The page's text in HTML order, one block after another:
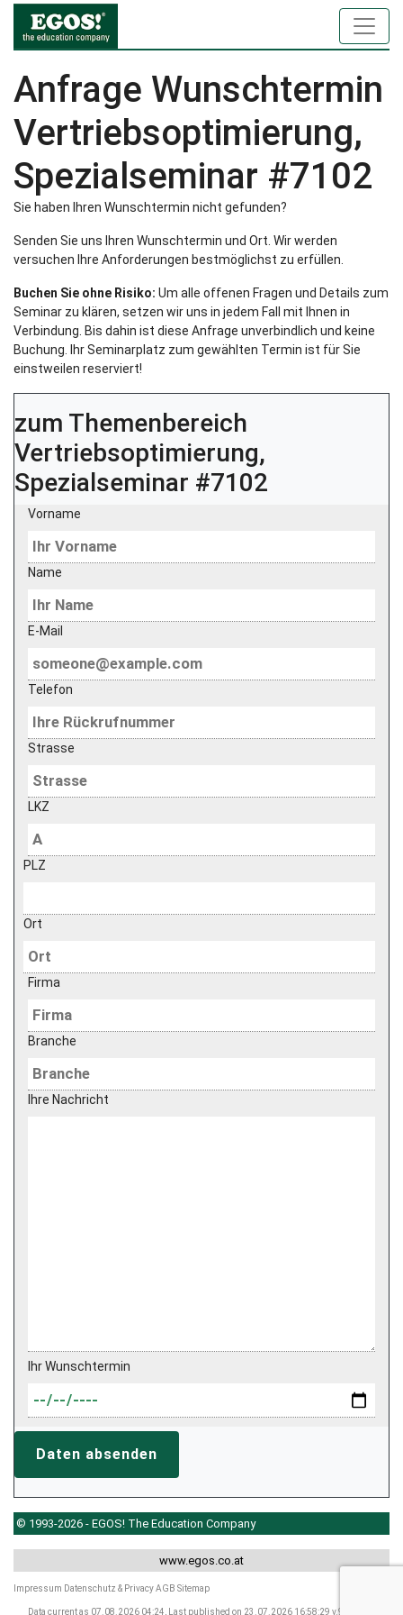
Anfrage Wunschtermin
Vertriebsoptimierung,
Spezialseminar #7102
Sie haben Ihren Wunschtermin nicht gefunden?
Senden Sie uns Ihren Wunschtermin und Ort. Wir werden
versuchen Ihre Anforderungen bestmöglichst zu erfüllen.
Buchen Sie ohne Risiko: Um alle offenen Fragen und Details zum
Seminar zu klären, setzen wir uns in jedem Fall mit Ihnen in
Verbindung. Bis dahin ist diese Anfrage unverbindlich und keine
Buchung. Ihr Seminarplatz zum gewählten Termin ist für Sie
einstweilen reserviert!
zum Themenbereich
Vertriebsoptimierung,
Spezialseminar #7102
Vorname
Name
E-Mail
Telefon
Strasse
LKZ
PLZ
Ort
Firma
Branche
Ihre Nachricht
Ihr Wunschtermin
Daten absenden
© 1993-2026 - EGOS! The Education Company
www.egos.co.at
Impressum Datenschutz & PrivacyAGB Sitemap
Data current as 07.08.2026 04:24, Last published on 23.07.2026 16:58:29 v.9.2607.24.1